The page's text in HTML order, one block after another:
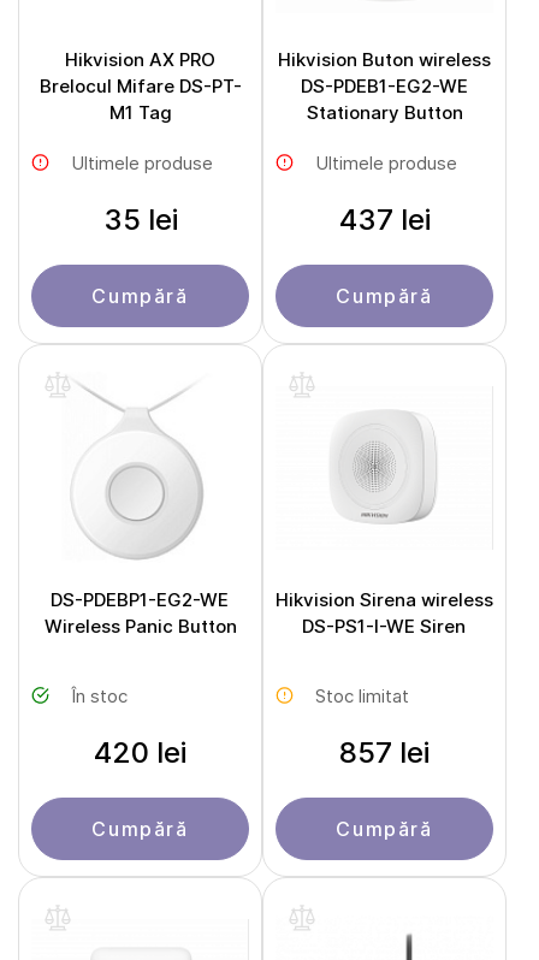
Hikvision AX PRO
Brelocul Mifare DS-PT-
M1 Tag
Ultimele produse
35 lei
Cumpără
Hikvision Buton wireless
DS-PDEB1-EG2-WE
Stationary Button
Ultimele produse
437 lei
Cumpără
DS-PDEBP1-EG2-WE
Wireless Panic Button
În stoc
420 lei
Cumpără
Hikvision Sirena wireless
DS-PS1-I-WE Siren
Stoc limitat
857 lei
Cumpără